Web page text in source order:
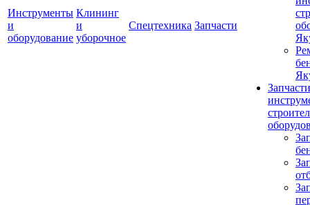
Инструменты
и
оборудование
Клининг
и
уборочное
Спецтехника Запчасти